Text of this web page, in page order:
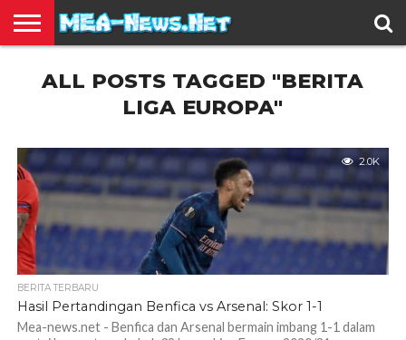
TERBARU
EDUKASI
HIBURAN
INSPIRASI
KESEHATAN
KULINER
OLAH
RAGA
OTOMOTIF
TRAVEL
JUAL
BELI
ALL POSTS TAGGED "BERITA
LIGA EUROPA"
2.0K
BERITA TERBARU
Hasil Pertandingan Benfica vs Arsenal: Skor 1-1
Mea-news.net - Benfica dan Arsenal bermain imbang 1-1 dalam